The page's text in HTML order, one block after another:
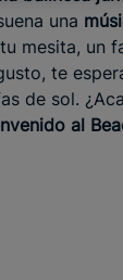
una
mesita, un
te
de sol.
al